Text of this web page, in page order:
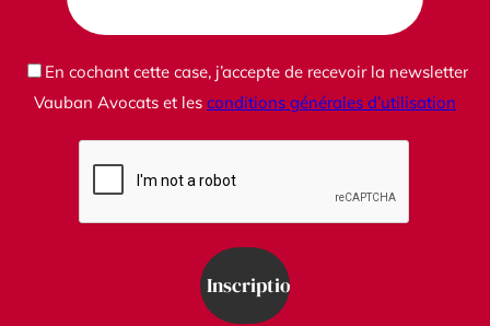
En cochant cette case, j’accepte de recevoir la newsletter
Vauban Avocats et les conditions générales d’utilisation